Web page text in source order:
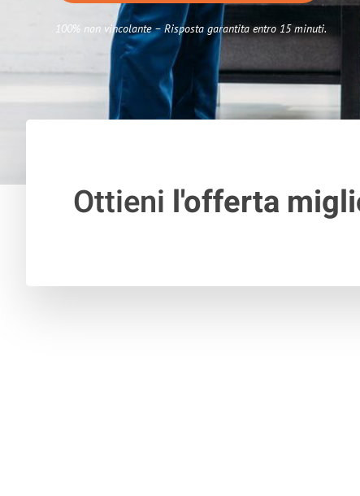
100% non vincolante – Risposta garantita entro 15 minuti.
Ottieni l'offerta